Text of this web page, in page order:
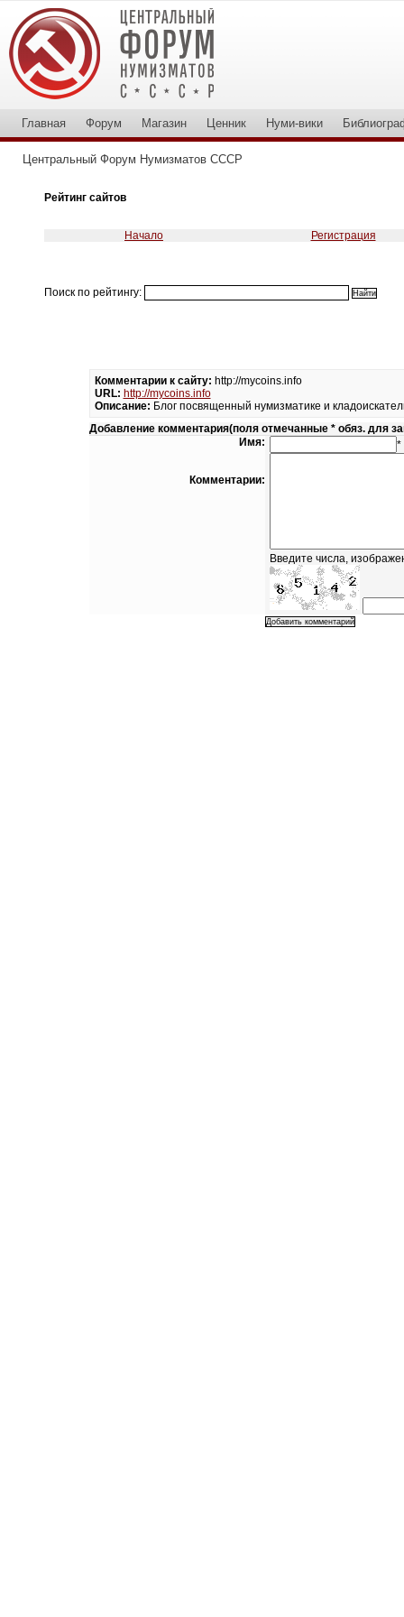
Главная Форум Магазин Ценник Нуми-вики
Центральный Форум Нумизматов СССР
Рейтинг сайтов
Начало Регистрация
Поиск по рейтингу:
Комментарии к сайту: http://mycoins.info
URL: http://mycoins.info
Описание: Блог посвященный нумизматике и
Добавление комментария(поля отмечанные * обяз. для
Имя:
Комментарии:
*
Введите числа,